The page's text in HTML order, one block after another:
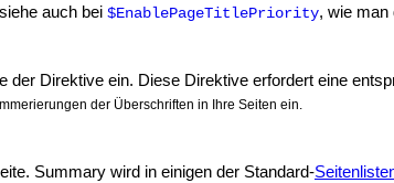
auch bei $EnablePageTitlePriority, wie man
der Direktive ein. Diese Direktive erfordert eine
der Überschriften in Ihre Seiten ein.
Summary wird in einigen der Standard-